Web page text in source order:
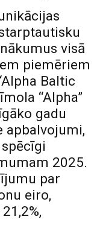
visā
piemēriem
Baltic
“Alpha”
gadu
apbalvojumi,
2025.
par
eiro,